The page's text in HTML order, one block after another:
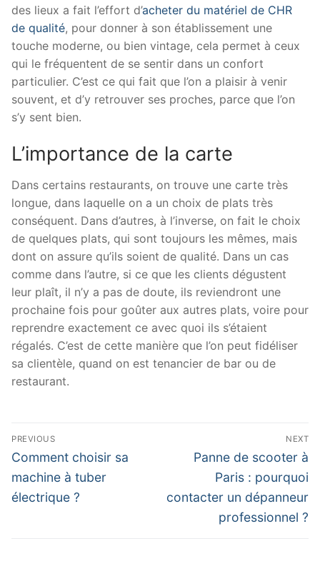
des lieux a fait l’effort d’acheter du matériel de CHR
de qualité, pour donner à son établissement une
touche moderne, ou bien vintage, cela permet à ceux
qui le fréquentent de se sentir dans un confort
particulier. C’est ce qui fait que l’on a plaisir à venir
souvent, et d’y retrouver ses proches, parce que l’on
s’y sent bien.
L’importance de la carte
Dans certains restaurants, on trouve une carte très
longue, dans laquelle on a un choix de plats très
conséquent. Dans d’autres, à l’inverse, on fait le choix
de quelques plats, qui sont toujours les mêmes, mais
dont on assure qu’ils soient de qualité. Dans un cas
comme dans l’autre, si ce que les clients dégustent
leur plaît, il n’y a pas de doute, ils reviendront une
prochaine fois pour goûter aux autres plats, voire pour
reprendre exactement ce avec quoi ils s’étaient
régalés. C’est de cette manière que l’on peut fidéliser
sa clientèle, quand on est tenancier de bar ou de
restaurant.
Navigation
de
l’article
PREVIOUS
Previous
post:
Comment choisir sa
machine à tuber
électrique ?
NEXT
Next
post:
Panne de scooter à
Paris : pourquoi
contacter un dépanneur
professionnel ?